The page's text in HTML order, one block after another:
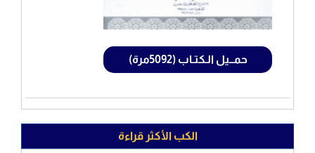
حمــيل الـكتـاب (5092مرة)
الكب الأكثر قراءة